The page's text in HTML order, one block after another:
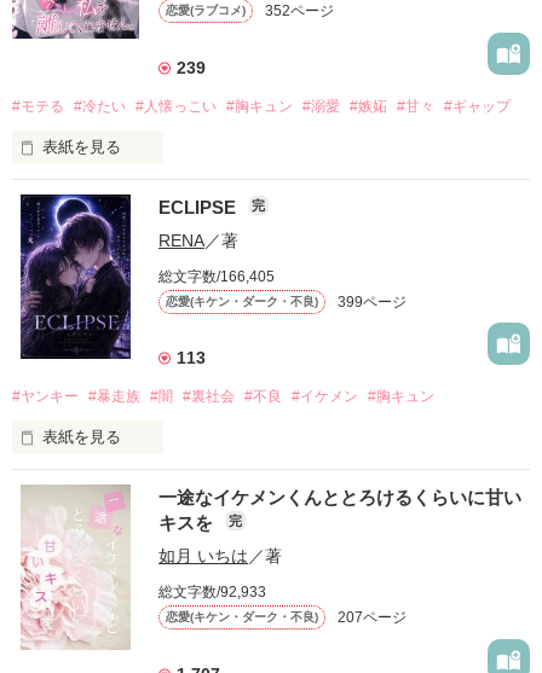
恋愛(ラブコメ) 352ページ
239
#モテる #冷たい #人懐っこい #胸キュン #溺愛 #嫉妬 #甘々 #ギャップ
表紙を見る
「好きだったから、別れを選んだ。」
モテる人を好きになるのが怖かった。
だから私は、中学時代に大好きだった彼を自分から振った。
もう会うことはないと思っていたのに、
高校生になって再会した彼は、隣の学校で”王子様”と呼ばれる
他の女の子には冷たいのに
私にだけ昔と変わらない笑顔を向けてくる。
「澪ちゃん。」
それは止まっていた恋が再び動き始める合図──。
✨.ﾟ･*..☆.｡.:*✨.☆.｡.:. *:ﾟ✨.ﾟ･*..☆.｡.:*✨
ECLIPSE 完
RENA／著
総文字数/166,405
恋愛(キケン・ダーク・不良) 399ページ
113
#ヤンキー #暴走族 #闇 #裏社会 #不良 #イケメン #胸キュン
表紙を見る
表紙画像はAIです
作品を読む
一途なイケメンくんととろけるくらいに甘い
キスを
完
如月 いちは／著
総文字数/92,933
恋愛(キケン・ダーク・不良) 207ページ